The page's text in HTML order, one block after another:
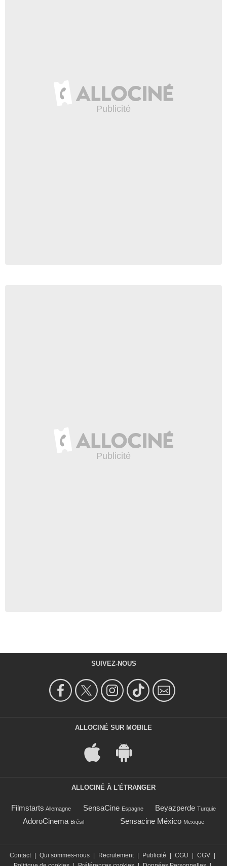
SUIVEZ-NOUS
ALLOCINÉ SUR MOBILE
ALLOCINÉ À L'ÉTRANGER
Filmstarts Allemagne SensaCine Espagne Beyazperde Turquie
AdoroCinema Brésil Sensacine México Mexique
Contact | Qui sommes-nous | Recrutement | Publicité | CGU | CGV |